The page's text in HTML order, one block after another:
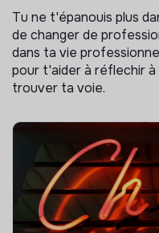
Tu ne t'épanouis plus
de changer de
dans ta vie
pour t'aider à réflechir
trouver ta voie.